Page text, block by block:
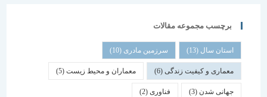
برچسب مجموعه مقالات
استان سال(13) سرزمین مادری(10)
معماری و کیفیت زندگی(6) معماران و محیط زیست(5)
جهانی شدن(3) فناوری (2)